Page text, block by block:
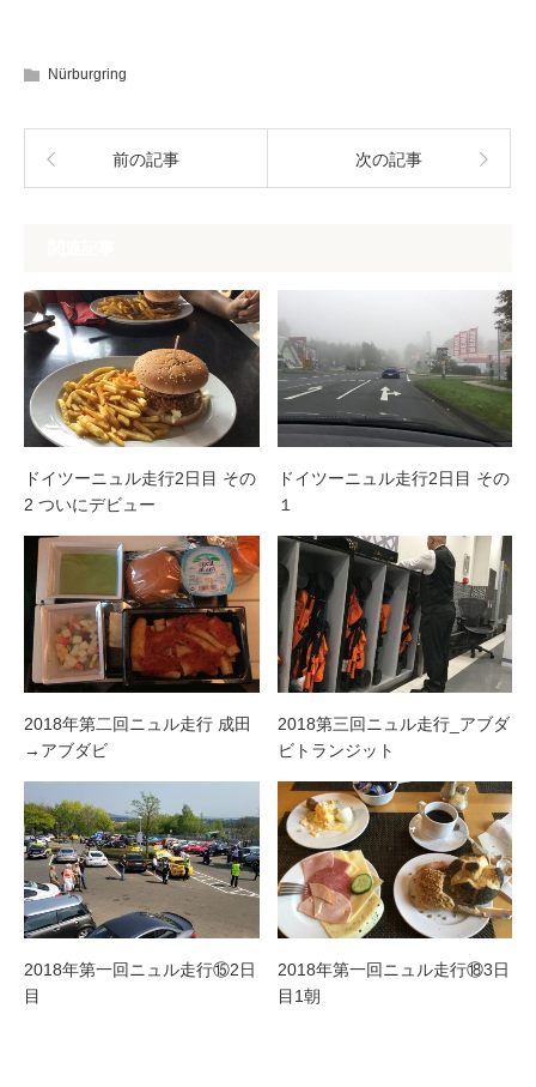
Nürburgring
前の記事 次の記事
ドイツーニュル走行2日目 その
2 ついにデビュー
ドイツーニュル走行2日目 その
１
2018年第二回ニュル走行 成田
→アブダビ
2018第三回ニュル走行_アブダ
ビトランジット
2018年第一回ニュル走行⑮2日
目
2018年第一回ニュル走行⑱3日
目1朝